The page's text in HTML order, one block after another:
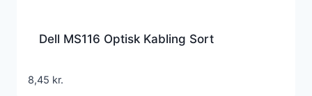
Dell MS116 Optisk Kabling Sort
8,45 kr.